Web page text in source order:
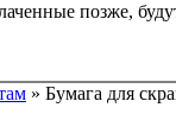
позже,
» Бумага для